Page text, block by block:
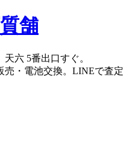
六 5番出口すぐ。
売・電池交換。LINEで査定